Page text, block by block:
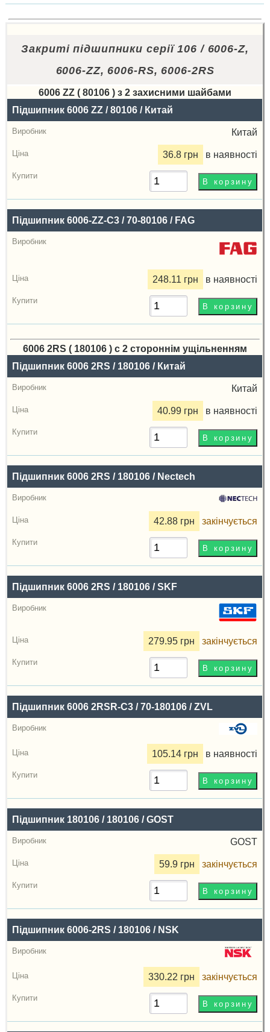
Закриті підшипники серії 106 / 6006-Z,
6006-ZZ, 6006-RS, 6006-2RS
6006 ZZ ( 80106 ) з 2 захисними шайбами
Назва
Виробник
Радіальний
грн
Купити
Підшипник 6006 ZZ / 80106 / Китай
Китай
36.8 грн в наявності
Підшипник 6006-ZZ-C3 / 70-80106 / FAG
248.11 грн в наявності
6006 2RS ( 180106 ) с 2 стороннім ущільненням
Назва
Виробник
Радіальний
грн
Купити
Підшипник 6006 2RS / 180106 / Китай
Китай
40.99 грн в наявності
Підшипник 6006 2RS / 180106 / Nectech
42.88 грн закінчується
Підшипник 6006 2RS / 180106 / SKF
279.95 грн закінчується
Підшипник 6006 2RSR-C3 / 70-180106 / ZVL
105.14 грн в наявності
Підшипник 180106 / 180106 / GOST
GOST
59.9 грн закінчується
Підшипник 6006-2RS / 180106 / NSK
330.22 грн закінчується